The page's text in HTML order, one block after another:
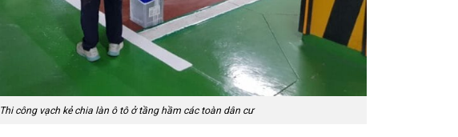
Thi công vạch kẻ chia làn ô tô ở tầng hầm các toàn dân cư